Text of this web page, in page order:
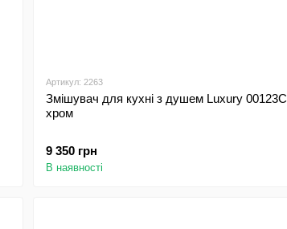
Артикул: 2263
Змішувач для кухні з душем Luxury 00123C
хром
9 350 грн
В наявності